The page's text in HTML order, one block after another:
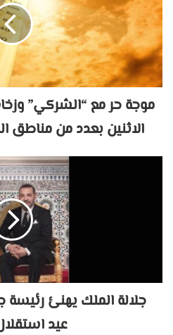
موجة حر مع “الشركي”
الاثنين بعدد من مناطق
جلالة الملك يهنئ رئيسة
عيد